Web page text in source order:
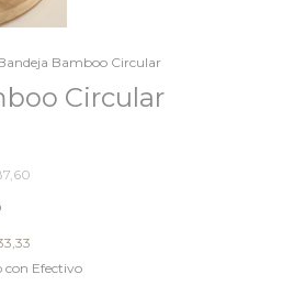
Bamboo Circular
Circular
con Efectivo